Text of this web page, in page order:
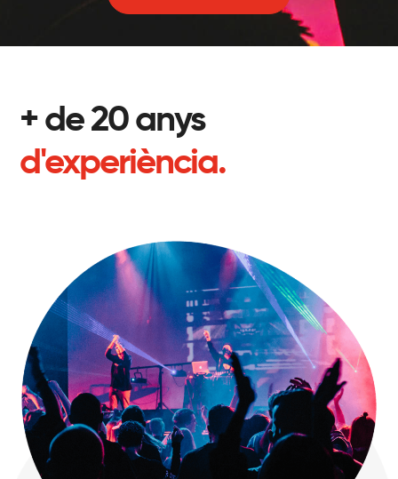
+ de 20 anys
d'experiència.